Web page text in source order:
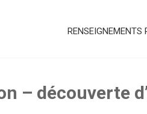
RENSEIGNEMENTS
– découverte